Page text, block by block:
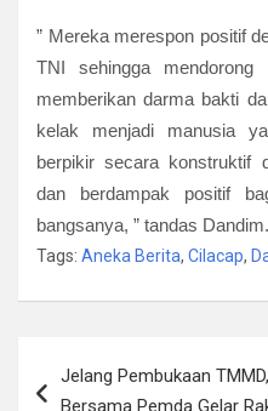
” Mereka merespon positif
TNI sehingga
memberikan darma bakti
kelak menjadi manusia
berpikir secara konstruktif
dan berdampak positif
bangsanya, ” tandas Dandim.
Tags: Aneka Berita, Cilacap,
posJelang Pembukaan
Bersama Pemda Gelar